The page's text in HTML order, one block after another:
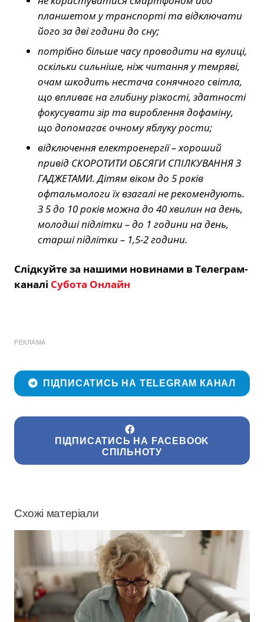
планшетом у транспорті та відключати
його за дві години до сну;
потрібно більше часу проводити на вулиці,
оскільки сильніше, ніж читання у темряві,
очам шкодить нестача сонячного світла,
що впливає на глибину різкості, здатності
фокусувати зір та вироблення дофаміну,
що допомагає очному яблуку рости;
відключення електроенергії – хороший
привід СКОРОТИТИ ОБСЯГИ СПІЛКУВАННЯ З
ГАДЖЕТАМИ. Дітям віком до 5 років
офтальмологи їх взагалі не рекомендують.
З 5 до 10 років можна до 40 хвилин на день,
молодші підлітки – до 1 години на день,
старші підлітки – 1,5-2 години.
Слідкуйте за нашими новинами в Телеграм-
каналі Субота Онлайн
РЕКЛАМА
ПІДПИСАТИСЬ НА TELEGRAM КАНАЛ
ПІДПИСАТИСЬ НА FACEBOOK
СПІЛЬНОТУ
Схожі матеріали